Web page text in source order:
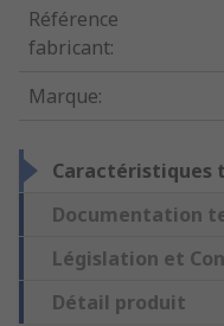
Référence
fabricant:
Marque:
Caractéristiques
Documentation
Législation et
Détail produit